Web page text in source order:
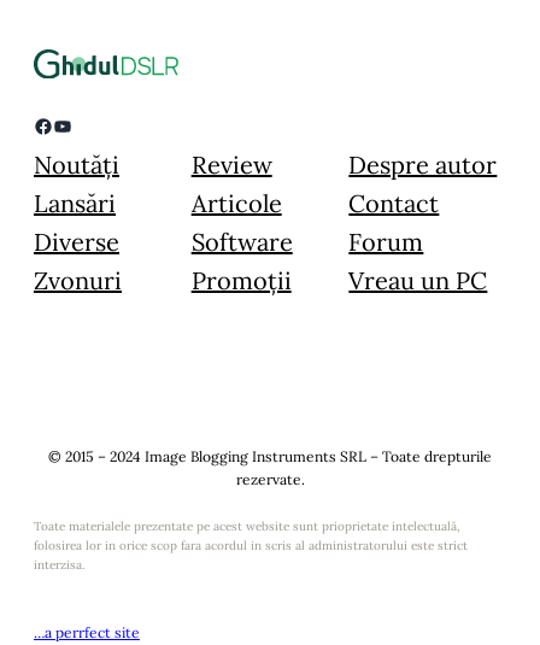
Facebook YouTube
Noutăți
Lansări
Diverse
Zvonuri
Review
Articole
Software
Promoții
Despre autor
Contact
Forum
Vreau un PC
© 2015 – 2024 Image Blogging Instruments SRL – Toate drepturile
rezervate.
Toate materialele prezentate pe acest website sunt prioprietate intelectuală,
folosirea lor in orice scop fara acordul in scris al administratorului este strict
interzisa.
…a perrfect site